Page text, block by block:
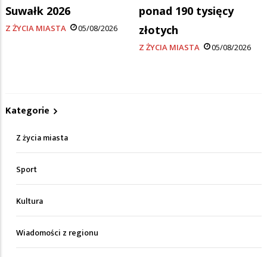
Suwałk 2026
Z ŻYCIA MIASTA 05/08/2026
ponad 190 tysięcy
złotych
Z ŻYCIA MIASTA 05/08/2026
Kategorie
Z życia miasta
Sport
Kultura
Wiadomości z regionu